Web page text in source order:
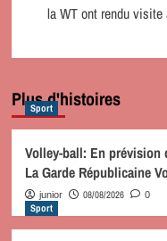
la WT ont rendu visite
Plus d'histoires
Sport
Volley-ball: En prévision
La Garde Républicaine
junior 08/08/2026 0
Sport